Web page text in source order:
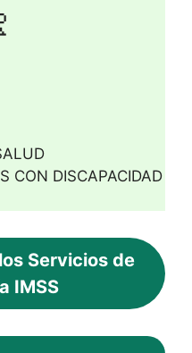
CON DISCAPACIDAD
Servicios de
IMSS